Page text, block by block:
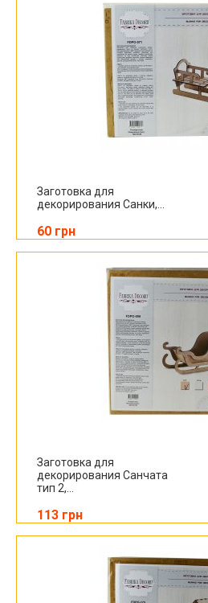
Заготовка для
декорирования Санки,...
60 грн
Заготовка для
декорирования Санчата
тип 2,...
113 грн